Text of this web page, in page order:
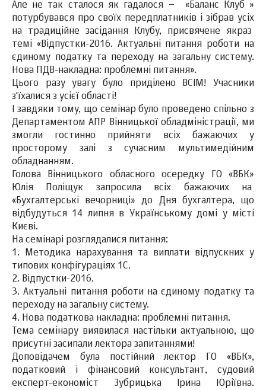
Але не так сталося як гадалося – «Баланс Клуб »
потурбувався про своїх передплатників і зібрав усіх
на традиційне засідання Клубу, присвячене якраз
темі «Відпустки-2016. Актуальні питання роботи на
єдиному податку та переходу на загальну систему.
Нова ПДВ-накладна: проблемні питання».
Цього разу увагу було приділено ВСІМ! Учасники
з'їхалися з усієї області!
І завдяки тому, що семінар було проведено спільно з
Департаментом АПР Вінницької обладміністрації, ми
змогли гостинно прийняти всіх бажаючих у
просторому залі з сучасним мультимедійним
обладнанням.
Голова Вінницького обласного осередку ГО «ВБК»
Юлія Поліщук запросила всіх бажаючих на
«Бухгалтерські вечорниці» до Дня бухгалтера, що
відбудуться 14 липня в Українському домі у місті
Києві.
На семінарі розглядалися питання:
1. Методика нарахування та виплати відпускних у
типових конфігураціях 1С.
2. Відпустки-2016.
3. Актуальні питання роботи на єдиному податку та
переходу на загальну систему.
4. Нова податкова накладна: проблемні питання.
Тема семінару виявилася настільки актуальною, що
присутні засипали лектора запитаннями!
Доповідачем була постійний лектор ГО «ВБК»,
податковий і фінансовий консультант, судовий
експерт-економіст Зубрицька Ірина Юріївна.